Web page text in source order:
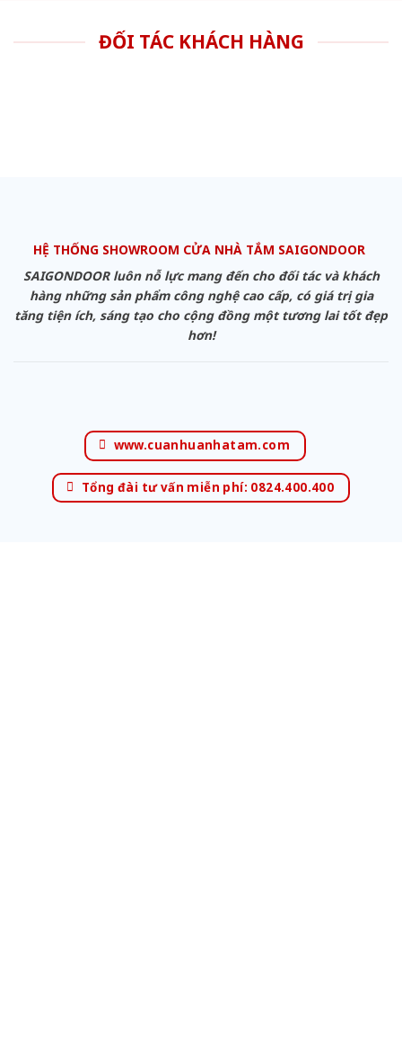
ĐỐI TÁC KHÁCH HÀNG
HỆ THỐNG SHOWROOM CỬA NHÀ TẮM SAIGONDOOR
SAIGONDOOR luôn nỗ lực mang đến cho đối tác và khách
hàng những sản phẩm công nghệ cao cấp, có giá trị gia
tăng tiện ích, sáng tạo cho cộng đồng một tương lai tốt đẹp
hơn!
www.cuanhuanhatam.com
Tổng đài tư vấn miễn phí: 0824.400.400